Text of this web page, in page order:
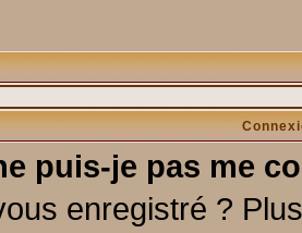
puis-je pas me
enregistré ?